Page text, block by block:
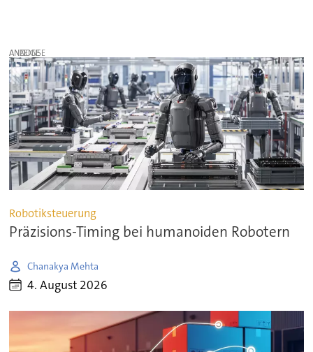
ANZEIGE
Robotiksteuerung
Präzisions-Timing bei humanoiden Robotern
Chanakya Mehta
4. August 2026